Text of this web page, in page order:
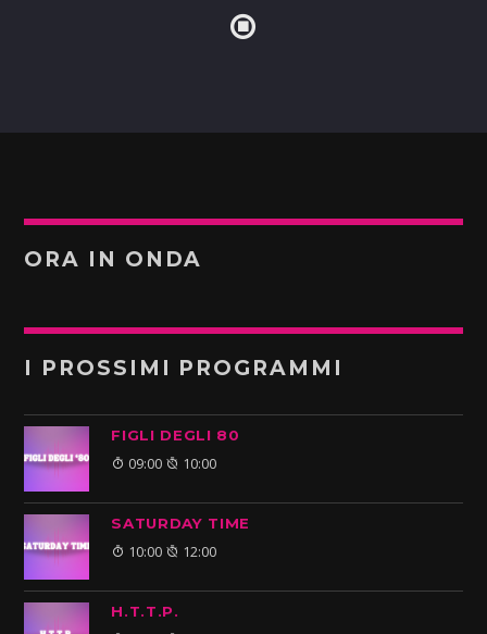
ORA IN ONDA
I PROSSIMI PROGRAMMI
FIGLI DEGLI 80
09:00 10:00
SATURDAY TIME
10:00 12:00
H.T.T.P.